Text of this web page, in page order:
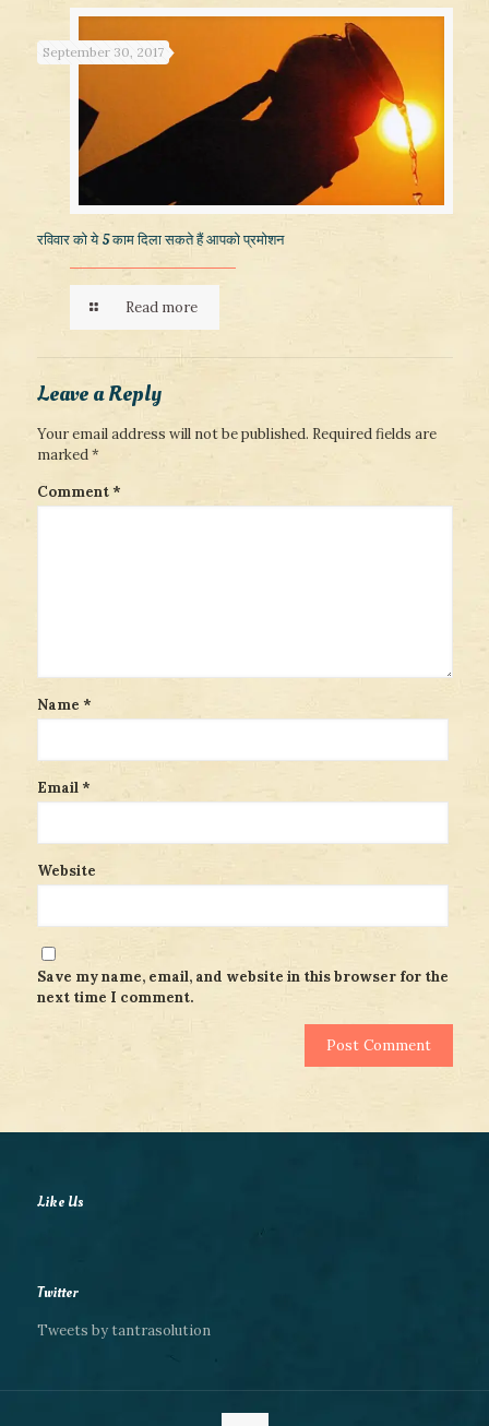
September 30, 2017
रविवार को ये 5 काम दिला सकते हैं आपको प्रमोशन
Read more
Leave a Reply
Your email address will not be published. Required fields are
marked*
Comment*
Name *
Email *
Website
Save my name, email, and website in this browser for the
next time I comment.
Like Us
Twitter
Tweets by tantrasolution